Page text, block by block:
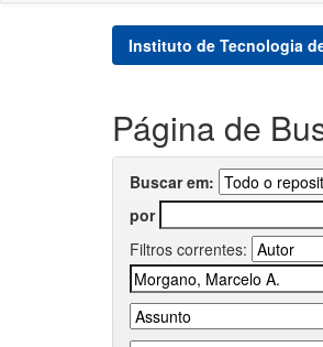
Instituto de Tecnologia
Página de
Buscar em:
por
Filtros correntes: